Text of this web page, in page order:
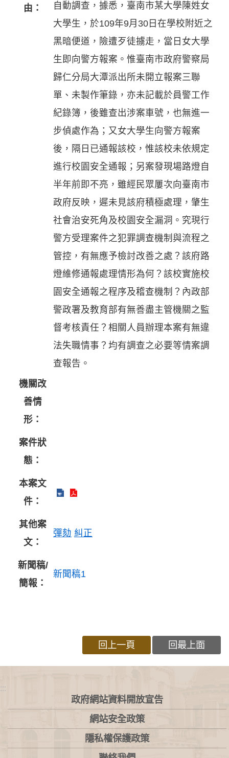
由：
自動調查，據悉，臺南市某大學陳姓女
大學生，於109年9月30日在學校附近之
黑暗便道，險遭歹徒擄走，當日女大學
生即向警方報案。惟臺南市政府警察局
歸仁分局大潭派出所未開立報案三聯
單、未製作筆錄，亦未記載於員警工作
紀錄簿，後雖查出涉案車號，也無進一
步偵處作為；又女大學生向警方報案
後，隔日已通報該校，惟該校未依規定
進行校園安全通報；另案發現場路燈自
半年前即不亮，雖經民眾屢次向臺南市
政府反映，遲未見該府積極處理，肇生
社會治安死角及校園安全漏洞。究現行
警方受理案件之犯罪調查機制與流程之
管控，有無應予檢討改善之處？該府路
燈維修通報處理情形為何？該校實施校
園安全通報之程序及稽查機制？內政部
警政署及教育部有無善盡主管機關之監
督考核責任？相關人員辦理本案有無違
法失職情事？均有調查之必要等情案調
查報告。
機關改
善情
形：
案件狀
態：
本案文
件：
其他案
文：
彈劾 糾正
新聞稿/
簡報：
新聞稿1
回上一頁 回最上面
:::
政府網站資料開放宣告
網站安全政策
隱私權保護政策